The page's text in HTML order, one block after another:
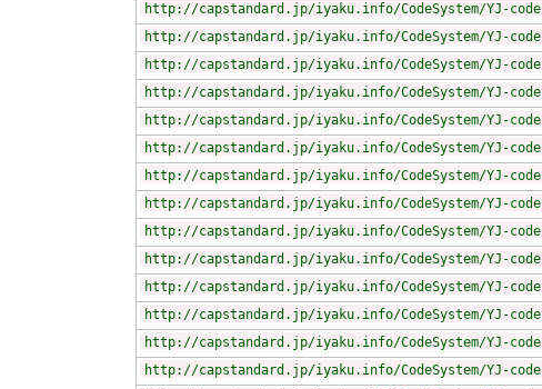
http://capstandard.jp/iyaku.info/CodeSystem/YJ-code
http://capstandard.jp/iyaku.info/CodeSystem/YJ-code
http://capstandard.jp/iyaku.info/CodeSystem/YJ-code
http://capstandard.jp/iyaku.info/CodeSystem/YJ-code
http://capstandard.jp/iyaku.info/CodeSystem/YJ-code
http://capstandard.jp/iyaku.info/CodeSystem/YJ-code
http://capstandard.jp/iyaku.info/CodeSystem/YJ-code
http://capstandard.jp/iyaku.info/CodeSystem/YJ-code
http://capstandard.jp/iyaku.info/CodeSystem/YJ-code
http://capstandard.jp/iyaku.info/CodeSystem/YJ-code
http://capstandard.jp/iyaku.info/CodeSystem/YJ-code
http://capstandard.jp/iyaku.info/CodeSystem/YJ-code
http://capstandard.jp/iyaku.info/CodeSystem/YJ-code
http://capstandard.jp/iyaku.info/CodeSystem/YJ-code